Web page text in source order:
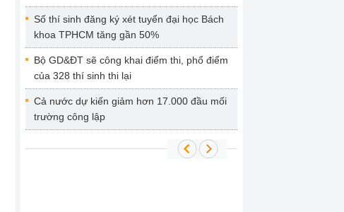
Số thí sinh đăng ký xét tuyển đại học Bách
khoa TPHCM tăng gần 50%
Bộ GD&ĐT sẽ công khai điểm thi, phổ điểm
của 328 thí sinh thi lại
Cả nước dự kiến giảm hơn 17.000 đầu mối
trường công lập